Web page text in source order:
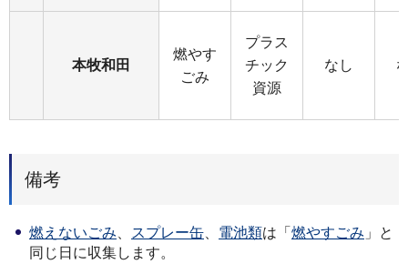
本牧和田
燃やす
ごみ
プラス
チック
資源
なし
備考
燃えないごみ スプレー缶 電池類は「 燃やすごみ 」と
同じ日に収集します。